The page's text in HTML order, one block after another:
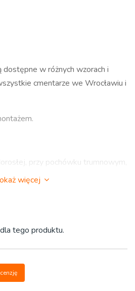
dostępne w różnych wzorach i
cmentarze we Wrocławiu i
przy pochówku trumnowym,
jako grobowiec rodzinny
więcej
tego produktu.